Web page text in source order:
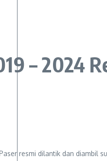
– 2024
resmi dilantik dan